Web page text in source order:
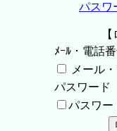
パスワ
ﾒｰﾙ・電話
メール
パスワード
パスワー